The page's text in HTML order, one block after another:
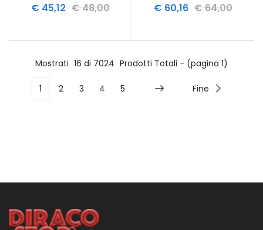
€ 45,12 € 48,00 € 60,16 € 64,00
Mostrati 16 di 7024 Prodotti Totali - (pagina 1)
1 2 3 4 5 Fine